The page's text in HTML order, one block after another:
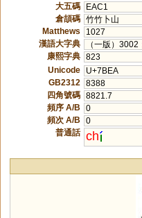
大五碼
EAC1
倉頡碼 竹竹卜山
Matthews
1027
漢語大字典
（一版）
康熙字典 823
Unicode
U+7BEA
GB2312
8388
四角號碼 8821.7
頻序 A/B
0
頻次 A/B
0
普通話 ch